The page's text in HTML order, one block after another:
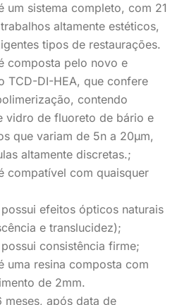
um sistema completo, com 21
altamente estéticos,
tipos de restaurações.
composta pelo novo e
TCD-DI-HEA, que confere
contendo
vidro de fluoreto de bário e
que variam de 5n a 20µm,
altamente discretas.;
compatível com quaisquer
efeitos ópticos naturais
e translucidez);
consistência firme;
uma resina composta com
de 2mm.
meses, após data de